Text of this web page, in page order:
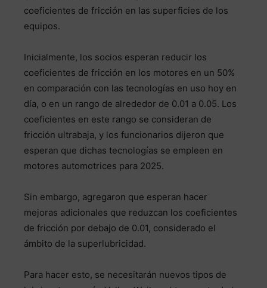
coeficientes de fricción en las superficies de los
equipos.
Inicialmente, los socios esperan reducir los
coeficientes de fricción en los motores en un 50%
en comparación con las tecnologías en uso hoy en
día, o en un rango de alrededor de 0.01 a 0.05. Los
coeficientes en este rango se consideran de
fricción ultrabaja, y los funcionarios dijeron que
esperan que dichas tecnologías se empleen en
motores automotrices para 2025.
Sin embargo, agregaron que esperan hacer
mejoras adicionales que reduzcan los coeficientes
de fricción por debajo de 0.01, considerado el
ámbito de la superlubricidad.
Para hacer esto, se necesitarán nuevos tipos de